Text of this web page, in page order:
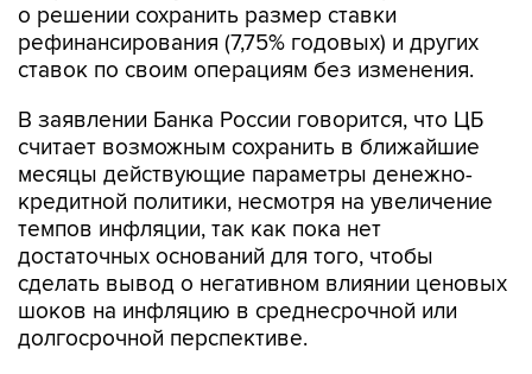
о решении сохранить размер ставки
рефинансирования (7,75% годовых) и других
ставок по своим операциям без изменения.
В заявлении Банка России говорится, что ЦБ
считает возможным сохранить в ближайшие
месяцы действующие параметры денежно-
кредитной политики, несмотря на увеличение
темпов инфляции, так как пока нет
достаточных оснований для того, чтобы
сделать вывод о негативном влиянии ценовых
шоков на инфляцию в среднесрочной или
долгосрочной перспективе.